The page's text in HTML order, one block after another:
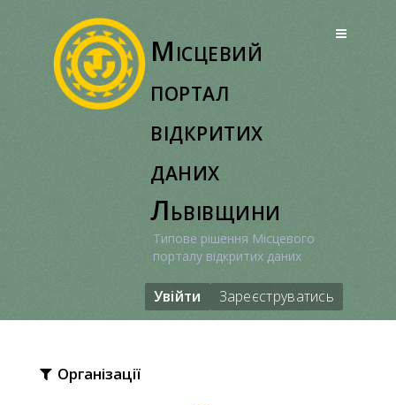
Місцевий
портал
відкритих
даних
Львівщини
Типове рішення Місцевого
порталу відкритих даних
Увійти Зареєструватись
Організації